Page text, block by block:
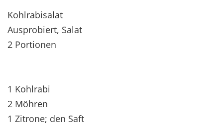
Kohlrabisalat
Ausprobiert, Salat
2 Portionen
1 Kohlrabi
2 Möhren
1 Zitrone; den Saft